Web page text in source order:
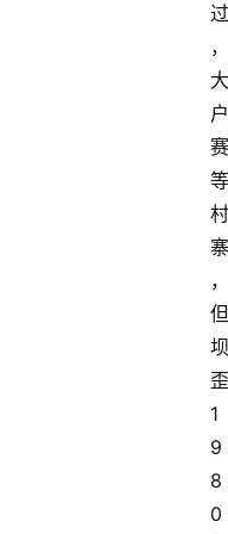
过
，
大
户
赛
等
村
寨
，
但
坝
歪
1
9
8
0